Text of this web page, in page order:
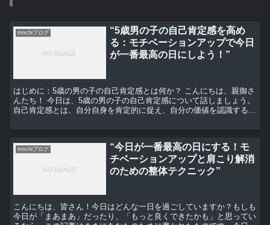
mochiブログ
“5歳男の子の自己肯定感を高め
る：モチベーションアップで今日
が一番最高の日にしよう！”
はじめに：5歳の男の子の自己肯定感とは何か？ こんにちは、親御さ
んたち！ 今日は、5歳の男の子の自己肯定感について話しましょう。
自己肯定感とは、自分自身を肯定的に捉え、自分の価値を認識するこ
mochiブログ
“今日が一番最高の日にする！モ
チベーションアップと肩こり解消
のための整体テクニック”
こんにちは、皆さん！今日はどんな一日を過ごしていますか？もしも
今日が「まあまあ」だったり、「もっと良くできたかも」と思ってい